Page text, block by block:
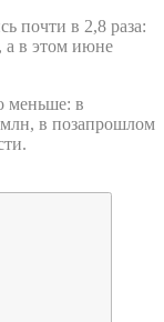
почти в 2,8 раза:
а в этом июне
меньше: в
в позапрошлом